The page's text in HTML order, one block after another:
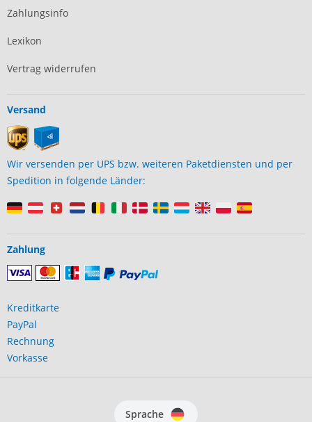
Zahlungsinfo
Lexikon
Vertrag widerrufen
Versand
Wir versenden per UPS bzw. weiteren Paketdiensten und per
Spedition in folgende Länder:
Zahlung
Kreditkarte
PayPal
Rechnung
Vorkasse
Sprache